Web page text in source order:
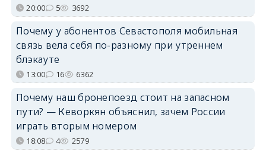
20:00 5 3692
Почему у абонентов Севастополя мобильная
связь вела себя по-разному при утреннем
блэкауте
13:00 16 6362
Почему наш бронепоезд стоит на запасном
пути? — Кеворкян объяснил, зачем России
играть вторым номером
18:08 4 2579